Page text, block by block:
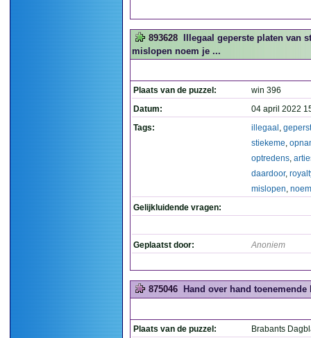
893628
Illegaal geperste platen van
mislopen noem je ...
Plaats van de puzzel:
win 396
Datum:
04 april 2022
Tags:
illegaal ,
stiekeme,
optredens,
daardoor,
mislopen, noem
Gelijkluidende vragen:
Geplaatst door: Anoniem
875046 Hand over hand
Plaats van de puzzel:
Brabants